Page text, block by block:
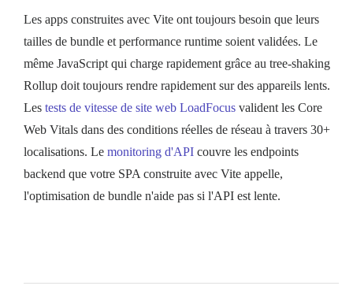
Les apps construites avec Vite ont toujours besoin que leurs
tailles de bundle et performance runtime soient validées. Le
même JavaScript qui charge rapidement grâce au tree-shaking
Rollup doit toujours rendre rapidement sur des appareils lents.
Les tests de vitesse de site web LoadFocus valident les Core
Web Vitals dans des conditions réelles de réseau à travers 30+
localisations. Le monitoring d'API couvre les endpoints
backend que votre SPA construite avec Vite appelle,
l'optimisation de bundle n'aide pas si l'API est lente.